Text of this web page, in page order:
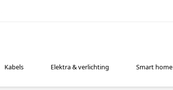
Kabels Elektra & verlichting Smart home